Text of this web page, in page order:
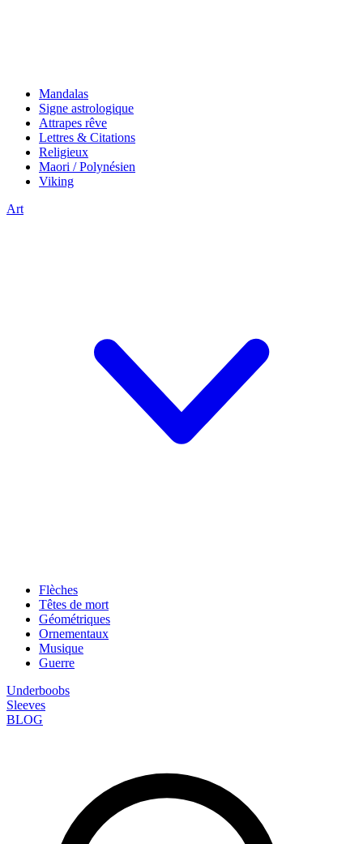
Mandalas
Signe astrologique
Attrapes rêve
Lettres & Citations
Religieux
Maori / Polynésien
Viking
Art
Flèches
Têtes de mort
Géométriques
Ornementaux
Musique
Guerre
Underboobs
Sleeves
BLOG